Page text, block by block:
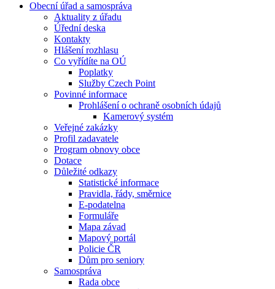
Obecní úřad a samospráva
Aktuality z úřadu
Úřední deska
Kontakty
Hlášení rozhlasu
Co vyřídíte na OÚ
Poplatky
Služby Czech Point
Povinné informace
Prohlášení o ochraně osobních údajů
Kamerový systém
Veřejné zakázky
Profil zadavatele
Program obnovy obce
Dotace
Důležité odkazy
Statistické informace
Pravidla, řády, směrnice
E-podatelna
Formuláře
Mapa závad
Mapový portál
Policie ČR
Dům pro seniory
Samospráva
Rada obce